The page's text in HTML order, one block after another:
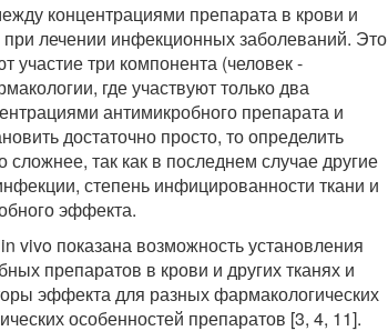
концентрациями препарата в крови и
лечении инфекционных заболеваний. Это
участие три компонента (человек -
где участвуют только два
антимикробного препарата и
достаточно просто, то определить
так как в последнем случае другие
степень инфицированности ткани и
эффекта.
vivo показана возможность установления
препаратов в крови и других тканях и
эффекта для разных фармакологических
особенностей препаратов [3, 4, 11].